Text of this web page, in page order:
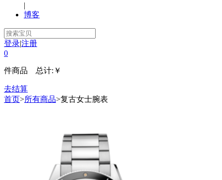
|
博客
登录|注册
0
件商品 总计: ￥
去结算
首页>所有商品>复古女士腕表